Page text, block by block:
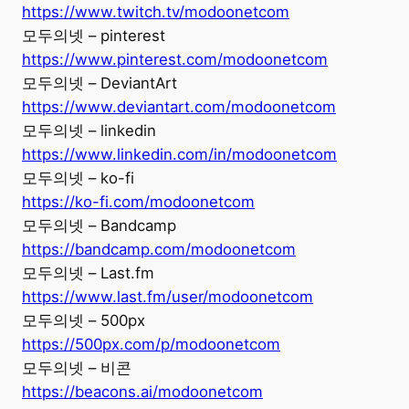
https://www.twitch.tv/modoonetcom
모두의넷 – pinterest
https://www.pinterest.com/modoonetcom
모두의넷 – DeviantArt
https://www.deviantart.com/modoonetcom
모두의넷 – linkedin
https://www.linkedin.com/in/modoonetcom
모두의넷 – ko-fi
https://ko-fi.com/modoonetcom
모두의넷 – Bandcamp
https://bandcamp.com/modoonetcom
모두의넷 – Last.fm
https://www.last.fm/user/modoonetcom
모두의넷 – 500px
https://500px.com/p/modoonetcom
모두의넷 – 비콘
https://beacons.ai/modoonetcom